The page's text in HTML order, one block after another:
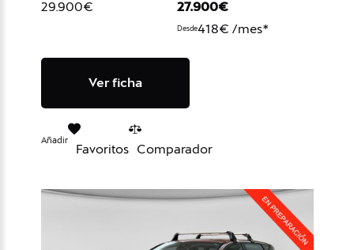
29.900€
27.900€
Desde418€ /mes*
Ver ficha
Añadir
Favoritos Comparador